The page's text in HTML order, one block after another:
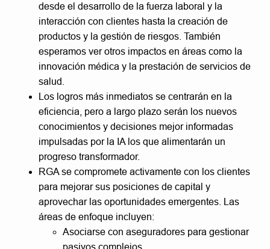
desde el desarrollo de la fuerza laboral y la
interacción con clientes hasta la creación de
productos y la gestión de riesgos. También
esperamos ver otros impactos en áreas como la
innovación médica y la prestación de servicios de
salud.
Los logros más inmediatos se centrarán en la
eficiencia, pero a largo plazo serán los nuevos
conocimientos y decisiones mejor informadas
impulsadas por la IA los que alimentarán un
progreso transformador.
RGA se compromete activamente con los clientes
para mejorar sus posiciones de capital y
aprovechar las oportunidades emergentes. Las
áreas de enfoque incluyen:
Asociarse con aseguradores para gestionar
pasivos complejos